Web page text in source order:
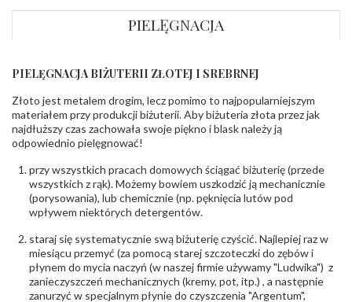
INNE PARAMETRY
Producent
odpowiedzialny:
Łazur sp.j. Kowalowy 134 38-200 Jasło; NIP:
6850004631; tel.13 44 56 100;
biuro@obraczki.pl ,PZ Stelmach Sp. z o.o. ul.
Północna 22 45-805 Opole; NIP 7542889545;
Tel. +48 77 54 90 100; biuro@stelmach.pl
Bezpieczeństwo
- rodzaj
ostrzeżenia:
Nie nadaje się dla dzieci w wieku poniżej 3 lat
, Elementy w wyrobie wykonane z białego złota
zawierają nikiel
PIELĘGNACJA
PIELĘGNACJA BIŻUTERII ZŁOTEJ I SREBRNEJ
Złoto jest metalem drogim, lecz pomimo to najpopularniejszym
materiałem przy produkcji biżuterii. Aby biżuteria złota przez jak
najdłuższy czas zachowała swoje piękno i blask należy ją
odpowiednio pielęgnować!
przy wszystkich pracach domowych ściągać biżuterię (przede
wszystkich z rąk). Możemy bowiem uszkodzić ją mechanicznie
(porysowania), lub chemicznie (np. pęknięcia lutów pod
wpływem niektórych detergentów.
staraj się systematycznie swą biżuterię czyścić. Najlepiej raz w
miesiącu przemyć (za pomocą starej szczoteczki do zębów i
płynem do mycia naczyń (w naszej firmie używamy "Ludwika") z
zanieczyszczeń mechanicznych (kremy, pot, itp.) , a następnie
zanurzyć w specjalnym płynie do czyszczenia "Argentum",